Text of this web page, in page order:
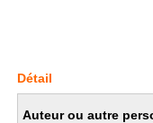
Détail
Auteur ou autre